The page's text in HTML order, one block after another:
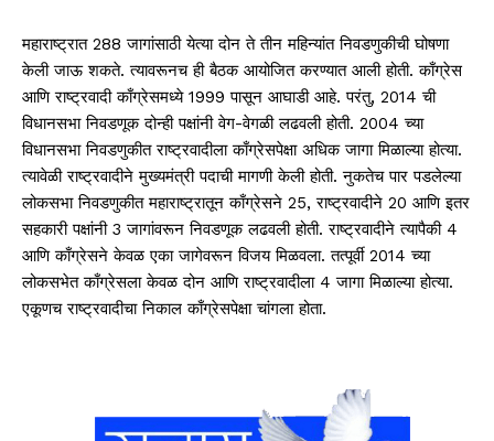
महाराष्ट्रात 288 जागांसाठी येत्या दोन ते तीन महिन्यांत निवडणुकीची घोषणा
केली जाऊ शकते. त्यावरूनच ही बैठक आयोजित करण्यात आली होती. काँग्रेस
आणि राष्ट्रवादी काँग्रेसमध्ये 1999 पासून आघाडी आहे. परंतु, 2014 ची
विधानसभा निवडणूक दोन्ही पक्षांनी वेग-वेगळी लढवली होती. 2004 च्या
विधानसभा निवडणुकीत राष्ट्रवादीला काँग्रेसपेक्षा अधिक जागा मिळाल्या होत्या.
त्यावेळी राष्ट्रवादीने मुख्यमंत्री पदाची मागणी केली होती. नुकतेच पार पडलेल्या
लोकसभा निवडणुकीत महाराष्ट्रातून काँग्रेसने 25, राष्ट्रवादीने 20 आणि इतर
सहकारी पक्षांनी 3 जागांवरून निवडणूक लढवली होती. राष्ट्रवादीने त्यापैकी 4
आणि काँग्रेसने केवळ एका जागेवरून विजय मिळवला. तत्पूर्वी 2014 च्या
लोकसभेत काँग्रेसला केवळ दोन आणि राष्ट्रवादीला 4 जागा मिळाल्या होत्या.
एकूणच राष्ट्रवादीचा निकाल काँग्रेसपेक्षा चांगला होता.